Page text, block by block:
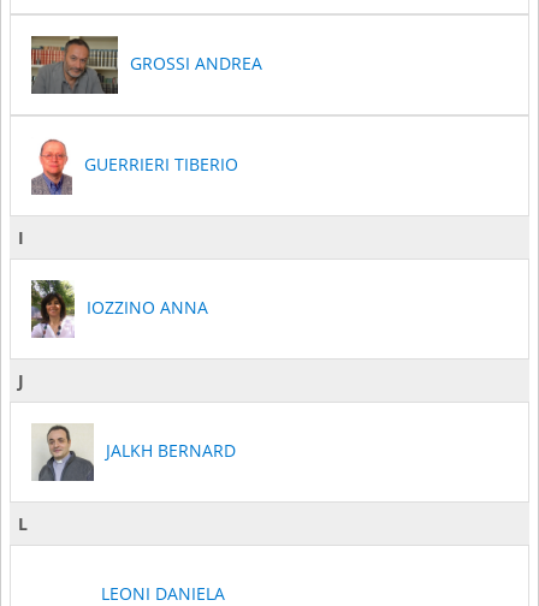
GROSSI ANDREA
GUERRIERI TIBERIO
I
IOZZINO ANNA
J
JALKH BERNARD
L
LEONI DANIELA